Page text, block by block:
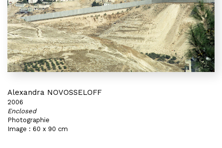
Alexandra NOVOSSELOFF
2006
Enclosed
Photographie
Image : 60 x 90 cm